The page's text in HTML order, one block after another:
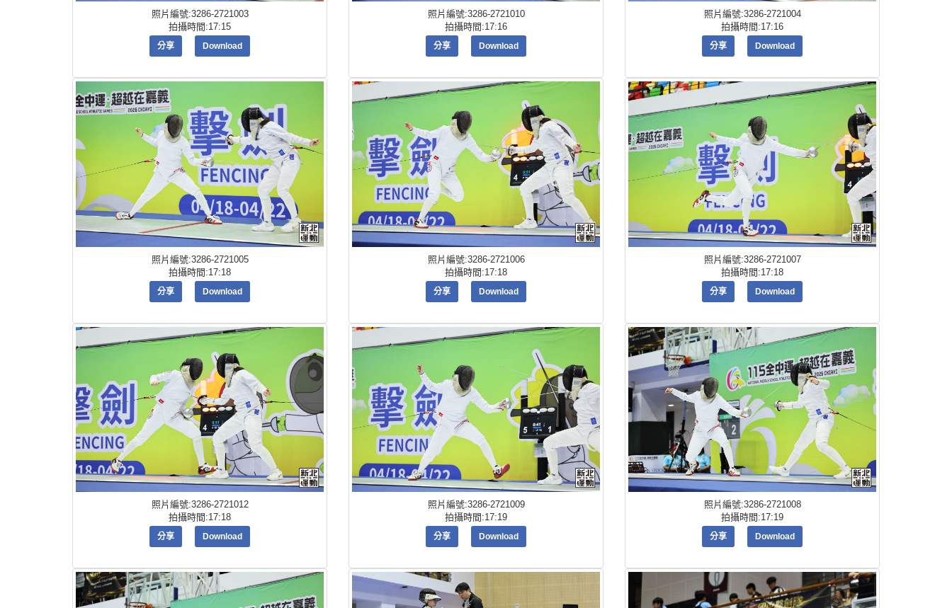
照片編號:3286-2721003
拍攝時間:17:15
分享 Download
照片編號:3286-2721010
拍攝時間:17:16
分享 Download
照片編號:3286-2721004
拍攝時間:17:16
分享 Download
照片編號:3286-2721005
拍攝時間:17:18
分享 Download
照片編號:3286-2721006
拍攝時間:17:18
分享 Download
照片編號:3286-2721007
拍攝時間:17:18
分享 Download
照片編號:3286-2721012
拍攝時間:17:18
分享 Download
照片編號:3286-2721009
拍攝時間:17:19
分享 Download
照片編號:3286-2721008
拍攝時間:17:19
分享 Download